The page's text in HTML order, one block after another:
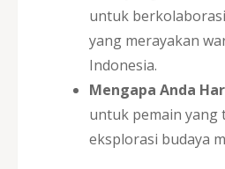
untuk
yang merayakan
Indonesia.
Mengapa Anda
untuk pemain yang
eksplorasi budaya